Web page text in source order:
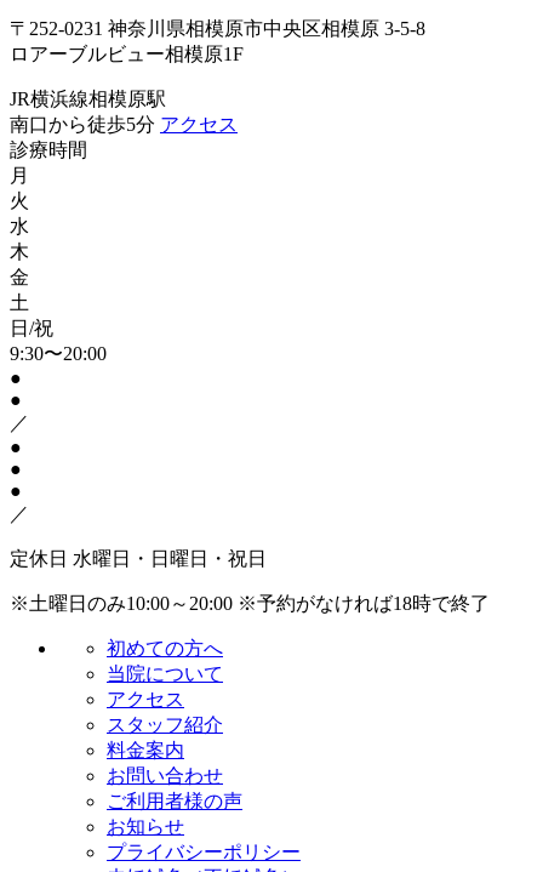
〒252-0231 神奈川県相模原市中央区相模原 3-5-8
ロアーブルビュー相模原1F
JR横浜線相模原駅
南口から徒歩5分 アクセス
診療時間
月
火
水
木
金
土
日/祝
9:30〜20:00
●
●
／
●
●
●
／
定休日 水曜日・日曜日・祝日
※土曜日のみ10:00～20:00 ※予約がなければ18時で終了
初めての方へ
当院について
アクセス
スタッフ紹介
料金案内
お問い合わせ
ご利用者様の声
お知らせ
プライバシーポリシー